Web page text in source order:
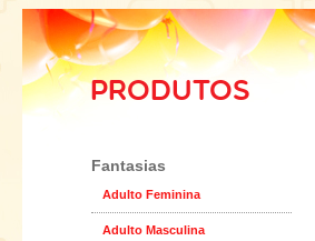
PRODUTOS
Fantasias
Adulto Feminina
Adulto Masculina